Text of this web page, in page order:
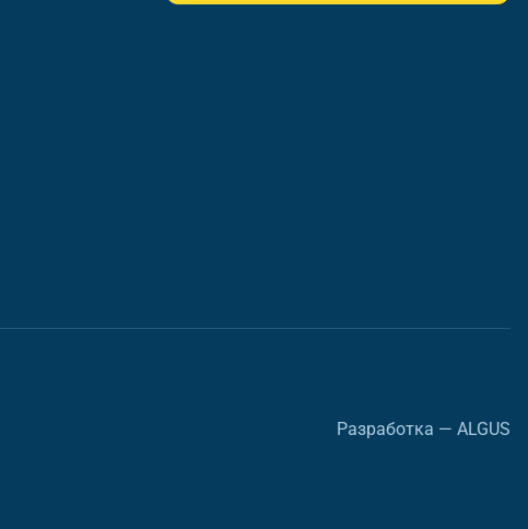
Разработка — ALGUS